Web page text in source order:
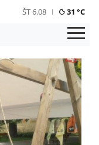
ŠT 6.08 31 °C